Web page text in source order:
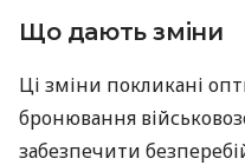
Що дають зміни
Ці зміни покликані
бронювання
забезпечити